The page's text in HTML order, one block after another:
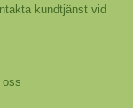
kundtjänst vid
oss